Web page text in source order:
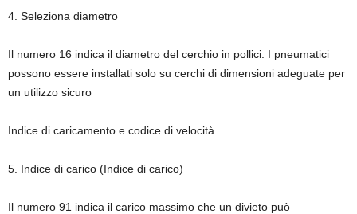
4. Seleziona diametro
Il numero 16 indica il diametro del cerchio in pollici. I pneumatici
possono essere installati solo su cerchi di dimensioni adeguate per
un utilizzo sicuro
Indice di caricamento e codice di velocità
5. Indice di carico (Indice di carico)
Il numero 91 indica il carico massimo che un divieto può